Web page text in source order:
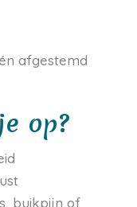
afgestemd
op?
buikpijn of